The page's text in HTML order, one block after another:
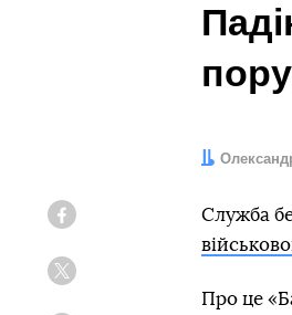
Автор:
Служба
Про це